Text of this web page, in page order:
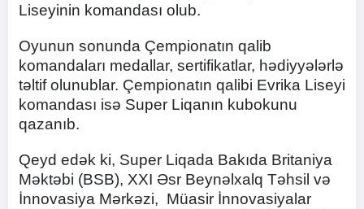
Liseyinin komandası olub.
Oyunun sonunda Çempionatın qalib
komandaları medallar, sertifikatlar, hədiyyələrlə
təltif olunublar. Çempionatın qalibi Evrika Liseyi
komandası isə Super Liqanın kubokunu
qazanıb.
Qeyd edək ki, Super Liqada Bakıda Britaniya
Məktəbi (BSB), XXI Əsr Beynəlxalq Təhsil və
İnnovasiya Mərkəzi, Müasir İnnovasiyalar